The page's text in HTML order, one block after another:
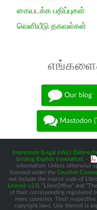
கையடக்க பதிப்புகள்
வெளியீடு தகவல்கள்
Our blog
Mastodon
Impressum (Legal Info)
binding English translation) -
information: Unless otherwise
licensed under the Creative
not include the source code of
License v2.0 . “LibreOffice” and
of their corresponding registered
more countries. Their
copyright laws. Use thereof is